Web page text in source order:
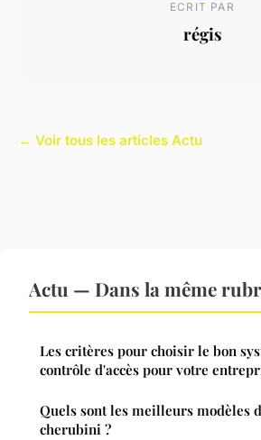
ECRIT PAR
régis
← Voir tous les articles Actu
Actu — Dans la même
Les critères pour choisir le bon
contrôle d'accès pour votre
Quels sont les meilleurs modèles
cherubini ?